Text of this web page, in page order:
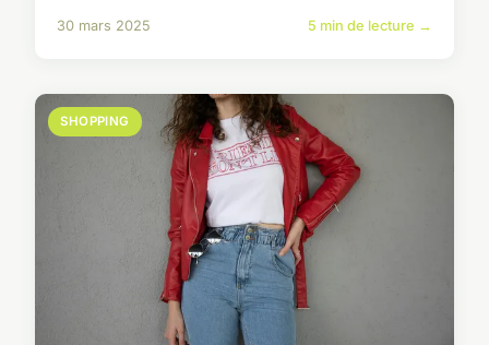
30 mars 2025 5 min de lecture →
SHOPPING